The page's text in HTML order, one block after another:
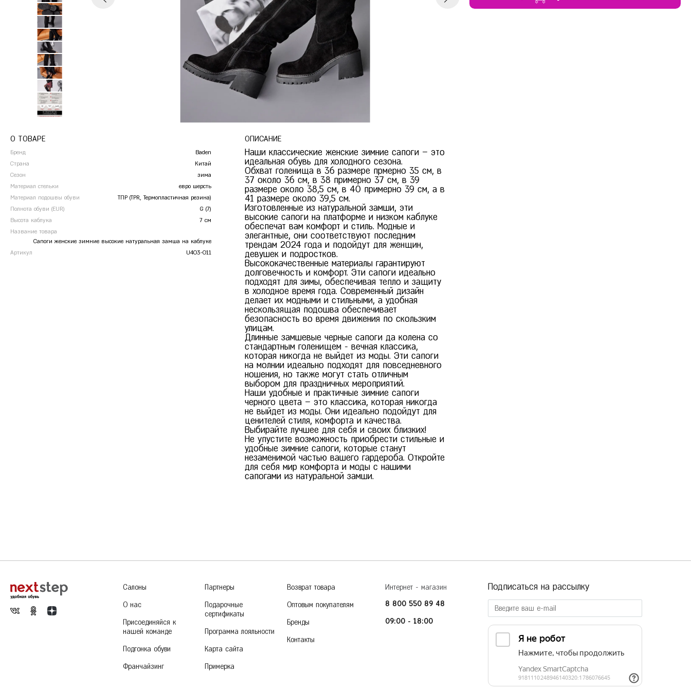
Ж
К
Красногорск
Краснодар
Красноярск
Курск
П Пермь
Р
Ростов-на-Дону
Рязань
Кроссовки
Сандалии
ОПИСАНИЕ
Наши классические женские зимние сапоги – это
идеальная обувь для холодного сезона.
Обхват голенища в 36 размере прмерно 35 см, в
37 около 36 см, в 38 примерно 37 см, в 39
размере около 38,5 см, в 40 примерно 39 см, а в
41 размере около 39,5 см.
Изготовленные из натуральной замши, эти
высокие сапоги на платформе и низком каблуке
обеспечат вам комфорт и стиль. Модные и
элегантные, они соответствуют последним
трендам 2024 года и подойдут для женщин,
девушек и подростков.
Высококачественные материалы гарантируют
долговечность и комфорт. Эти сапоги идеально
подходят для зимы, обеспечивая тепло и защиту
в холодное время года. Современный дизайн
делает их модными и стильными, а удобная
нескользящая подошва обеспечивает
безопасность во время движения по скользким
улицам.
Длинные замшевые черные сапоги да колена со
стандартным голенищем - вечная классика,
которая никогда не выйдет из моды. Эти сапоги
на молнии идеально подходят для повседневного
ношения, но также могут стать отличным
выбором для праздничных мероприятий.
Наши удобные и практичные зимние сапоги
черного цвета – это классика, которая никогда
не выйдет из моды. Они идеально подойдут для
ценителей стиля, комфорта и качества.
Выбирайте лучшее для себя и своих близких!
Не упустите возможность приобрести стильные и
удобные зимние сапоги, которые станут
незаменимой частью вашего гардероба. Откройте
для себя мир комфорта и моды с нашими
сапогами из натуральной замши.
О ТОВАРЕ
Бренд
Baden
Страна
Китай
Сезон
зима
Материал стельки
евро шерсть
Материал подошвы обуви
ТПР (TPR, Термопластичная резина)
Полнота обуви (EUR)
G (7)
Высота каблука
7 см
Название товара
Сапоги женские зимние высокие натуральная замша на каблуке
Артикул
U403-011
Сапоги женские зимние высокие натуральная замша на каблуке U403-
011
Размер: 37
Колличество: 1
Салоны
О нас
Присоединяйся к
нашей команде
Подгонка обуви
Франчайзинг
Партнеры
Подарочные
сертификаты
Программа лояльности
Карта сайта
Примерка
Возврат товара
Оптовым покупателям
Бренды
Контакты
Интернет - магазин
8 800 550 89 48
09:00 - 18:00
Подписаться на рассылку
36 37 38 39 40